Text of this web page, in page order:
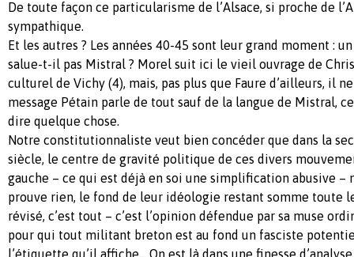
De toute façon ce particularisme de l’Alsace, si proche de
sympathique.
Et les autres ? Les années 40-45 sont leur grand moment :
salue-t-il pas Mistral ? Morel suit ici le vieil ouvrage de
culturel de Vichy (4), mais, pas plus que Faure d’ailleurs, il
message Pétain parle de tout sauf de la langue de Mistral,
dire quelque chose.
Notre constitutionnaliste veut bien concéder que dans la
siècle, le centre de gravité politique de ces divers
gauche – ce qui est déjà en soi une simplification abusive –
prouve rien, le fond de leur idéologie restant somme toute
révisé, c’est tout – c’est l’opinion défendue par sa muse
pour qui tout militant breton est au fond un fasciste
l’étiquette qu’il affiche… On est là dans une finesse